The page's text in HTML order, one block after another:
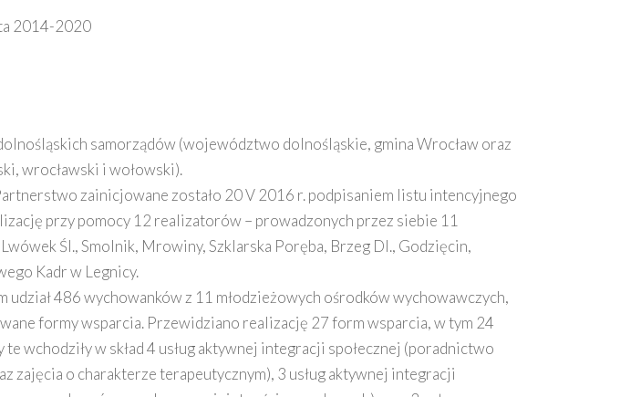
2014-2020
samorządów (województwo dolnośląskie, gmina Wrocław oraz
wrocławski i wołowski).
zainicjowane zostało 20 V 2016 r. podpisaniem listu intencyjnego
przy pomocy 12 realizatorów – prowadzonych przez siebie 11
Śl., Smolnik, Mrowiny, Szklarska Poręba, Brzeg Dl., Godzięcin,
Kadr w Legnicy.
486 wychowanków z 11 młodzieżowych ośrodków wychowawczych,
formy wsparcia. Przewidziano realizację 27 form wsparcia, w tym 24
wchodziły w skład 4 usług aktywnej integracji społecznej (poradnictwo
zajęcia o charakterze terapeutycznym), 3 usług aktywnej integracji